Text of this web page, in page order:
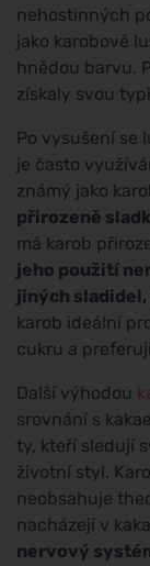
nehostinných
jako karobové
hnědou barvu.
získaly svou
Po vysušení se
je často
známý jako
přirozeně
má karob
jeho použití
jiných sladidel,
karob ideální
cukru a
Další výhodou
srovnání s
ty, kteří sledují
životní styl.
neobsahuje
nacházejí v
nervový